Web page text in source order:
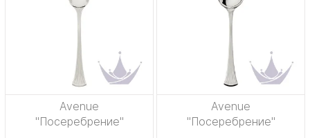
Avenue
"Посеребрение"
Avenue
"Посеребрение"